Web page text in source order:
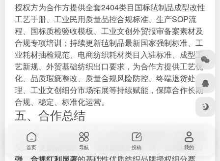
授权方为合作方提供全套2404类目国标毡制品成型改性
工艺手册、工业民用质量品控合规标准、生产SOP流
程、国标质检验收模板、工业文创外贸报审备案素材及
合规专项培训；持续更新毡制品最新国家强制标准、工
业耗材抽检规范、电商纺织耗材类目入驻标准、成型工
艺新规、外贸基础纺织出口要求，为合作方提供工艺优
化、品质瑕疵整改、质量合规风险防控、终端退货处
理、工业文创细分市场拓展等持续赋能，保障合作长期
合规、稳定、标准化运营。
五、合作总结
2404类（毡及毡制品）属于
工业民用双刚需、耗材属性
突出、复购粘性极强、非标替换空间广阔、抗周期能力
首页 导航 投稿 我的